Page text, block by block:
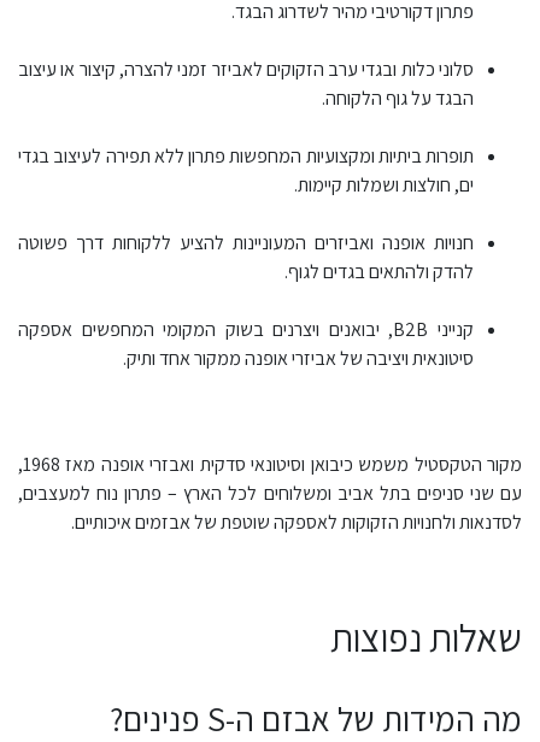
פתרון דקורטיבי מהיר לשדרוג הבגד.
סלוני כלות ובגדי ערב הזקוקים לאביזר זמני להצרה, קיצור או עיצוב
הבגד על גוף הלקוחה.
תופרות ביתיות ומקצועיות המחפשות פתרון ללא תפירה לעיצוב בגדי
ים, חולצות ושמלות קיימות.
חנויות אופנה ואביזרים המעוניינות להציע ללקוחות דרך פשוטה
להדק ולהתאים בגדים לגוף.
קנייני B2B, יבואנים ויצרנים בשוק המקומי המחפשים אספקה
סיטונאית ויציבה של אביזרי אופנה ממקור אחד ותיק.
מקור הטקסטיל משמש כיבואן וסיטונאי סדקית ואבזרי אופנה מאז 1968,
עם שני סניפים בתל אביב ומשלוחים לכל הארץ – פתרון נוח למעצבים,
לסדנאות ולחנויות הזקוקות לאספקה שוטפת של אבזמים איכותיים.
שאלות נפוצות
מה המידות של אבזם ה-S פנינים?